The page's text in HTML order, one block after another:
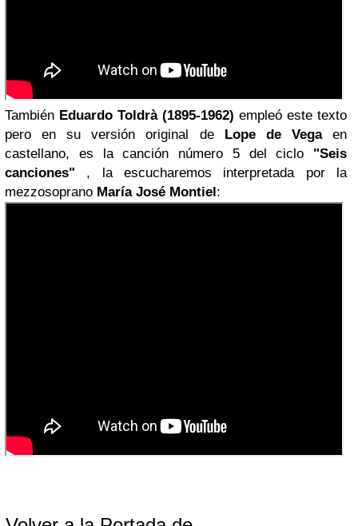
También Eduardo Toldrà (1895-1962) empleó este texto
pero en su versión original de Lope de Vegaen
castellano, es la canción número 5 del ciclo "Seis
canciones" , la escucharemos interpretada por la
mezzosoprano María José Montiel: